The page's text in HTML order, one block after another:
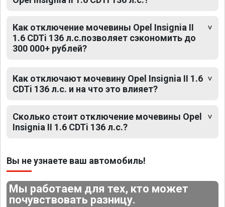
Как отключение мочевины Opel Insignia II
1.6 CDTi 136 л.с.позволяет сэкономить до
300 000+ рублей?
Как отключают мочевину Opel Insignia II 1.6
CDTi 136 л.с. и на что это влияет?
Сколько стоит отключение мочевины Opel
Insignia II 1.6 CDTi 136 л.с.?
Вы не узнаете ваш автомобиль!
Мы работаем для тех, кто может
почувствовать разницу.